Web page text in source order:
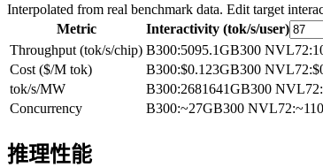
Interpolated from real benchmark data. Edit target
Metric
Interactivity (tok/s/user)
Throughput (tok/s/chip) B300:5095.1GB300 NVL72:
Cost ($/M tok)
B300:$0.123GB300 NVL72:
tok/s/MW
B300:2681641GB300 NVL72:
Concurrency
B300:~27GB300 NVL72:
推理性能